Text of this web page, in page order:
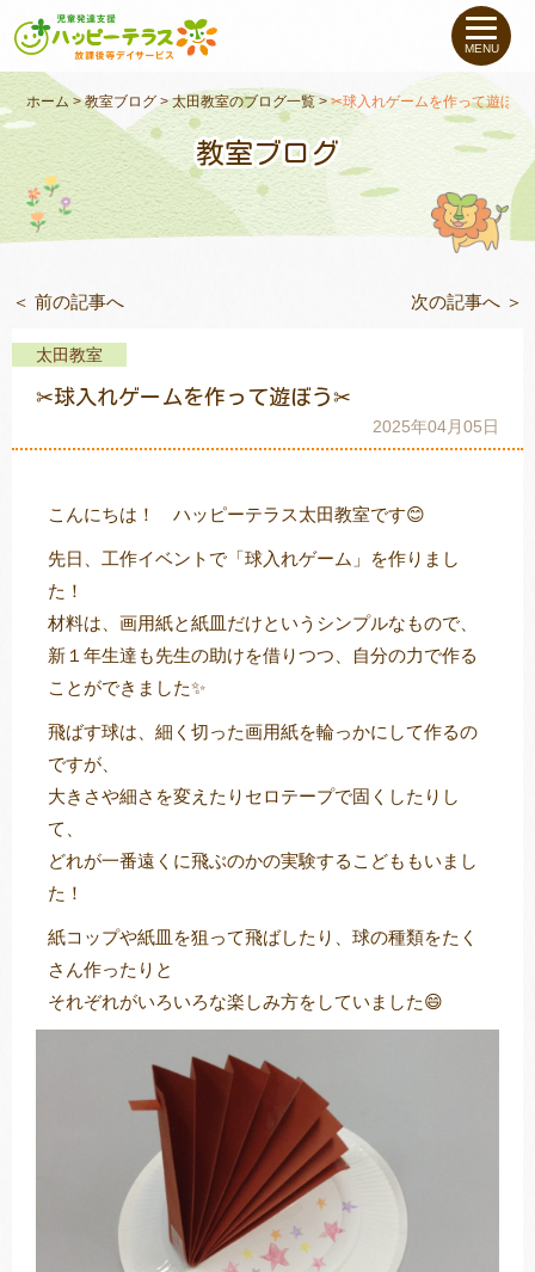
私たちについて
未就学のお子さま（０〜６才）
小学生〜高校生のお子さま
支援事例
教室一覧
トレキング
MENU
ホーム >教室ブログ>太田教室のブログ一覧>✂球入れゲームを作って遊ぼ
教室ブログ
＜ 前の記事へ 次の記事へ ＞
太田教室
✂球入れゲームを作って遊ぼう✂
2025年04月05日
こんにちは！ ハッピーテラス太田教室です😊
先日、工作イベントで「球入れゲーム」を作りまし
た！
材料は、画用紙と紙皿だけというシンプルなもので、
新１年生達も先生の助けを借りつつ、自分の力で作る
ことができました✨
飛ばす球は、細く切った画用紙を輪っかにして作るの
ですが、
大きさや細さを変えたりセロテープで固くしたりし
て、
どれが一番遠くに飛ぶのかの実験するこどももいまし
た！
紙コップや紙皿を狙って飛ばしたり、球の種類をたく
さん作ったりと
それぞれがいろいろな楽しみ方をしていました😄